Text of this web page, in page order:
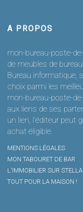
A PROPOS
mon-bureau-poste-
de meubles de
Bureau informatique,
choix parmi les
mon-bureau-poste-
aux liens de ses
un lien, l'éditeur peut
achat éligible.
MENTIONS LÉGALES
MON TABOURET DE BAR
L'IMMOBILIER SUR
TOUT POUR LA MAISON !